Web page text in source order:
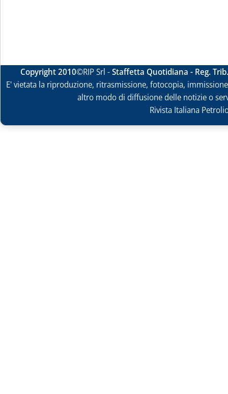
Copyright 2010©RIP Srl -Staffetta Quotidiana - Reg.
E' vietata la riproduzione, ritrasmissione, fotocopia,
altro modo di diffusione delle notizie o
Rivista Italiana